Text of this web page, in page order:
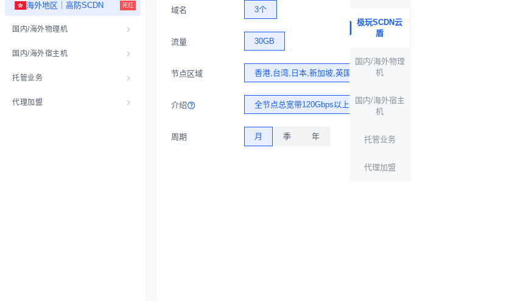
海外地区｜高防SCDN 死扛
国内/海外物理机
国内/海外宿主机
托管业务
代理加盟
极玩SCDN云
盾
国内/海外物理
机
国内/海外宿主
机
托管业务
代理加盟
域名 3个
流量 30GB
节点区域 香港,台湾,日本,新加坡,英国 印度,荷兰,加拿大,德国,澳大利亚
介绍 全节点总宽带120Gbps以上，死扛DDOS攻击
周期 月 季 年